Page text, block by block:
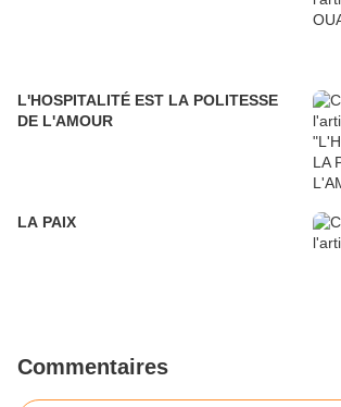
L'HOSPITALITÉ EST LA POLITESSE
DE L'AMOUR
LA PAIX
Commentaires